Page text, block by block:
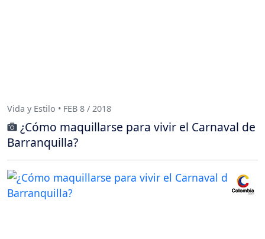
Vida y Estilo • FEB 8 / 2018
¿Cómo maquillarse para vivir el Carnaval de
Barranquilla?